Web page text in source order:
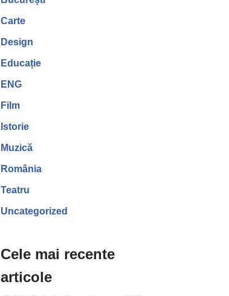
Carte
Design
Educație
ENG
Film
Istorie
Muzică
România
Teatru
Uncategorized
Cele mai recente
articole